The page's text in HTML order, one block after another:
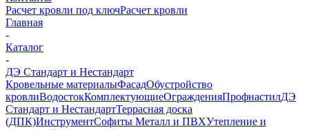
Расчет кровли под ключРасчет кровли
Главная
-
Каталог
-
ДЭ Стандарт и Нестандарт
Кровельные материалыФасадОбустройство
кровлиВодостокКомплектующиеОгражденияПрофнастилДЭ
Стандарт и НестандартТеррасная доска
(ДПК)ИнструментСофиты Металл и ПВХУтепление и